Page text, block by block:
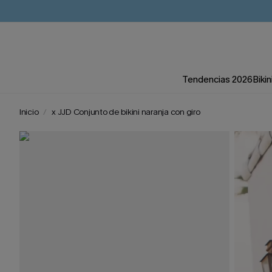
Tendencias 2026
Inicio x JJD Conjunto de bikini naranja con giro